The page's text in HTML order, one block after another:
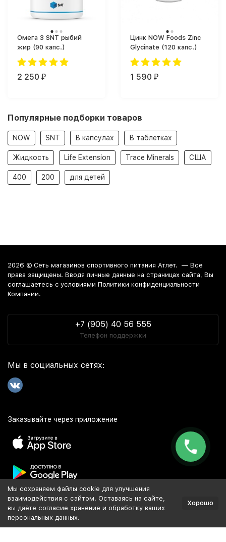
Омега 3 SNT рыбий
жир (90 капс.)
2 250 ₽
Цинк NOW Foods Zinc
Glycinate (120 капс.)
1 590 ₽
Популярные подборки товаров
NOW SNT В капсулах В таблетках
Жидкость Life Extension Trace Minerals США
400 200 для детей
2026 © Сеть магазинов спортивного питания Атлет. — Все
права защищены. Вводя личные данные на страницах сайта, Вы
соглашаетесь c условиями Политики конфиденциальности
Компании.
+7 (905) 40 56 555
Телефон поддержки
Мы в социальных сетях:
Заказывайте через приложение
Популярное
Мы сохраняем файлы cookie для улучшения
взаимодействия с сайтом. Оставаясь на сайте,
вы даёте согласие хранение и обработку ваших
персональных данных.
Хорошо